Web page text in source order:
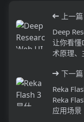
上一篇
Deep
让你看懂
术原理、
下一篇
Reka
Reka
应用场景